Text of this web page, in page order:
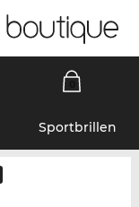
Sportbrillen